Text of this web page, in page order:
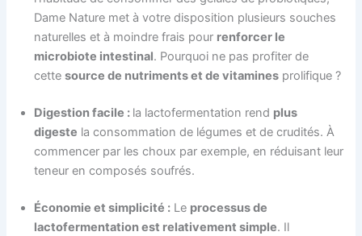
Dame Nature met à votre disposition plusieurs souches
naturelles et à moindre frais pour renforcer le
microbiote intestinal. Pourquoi ne pas profiter de
cettesource de nutriments et de vitamines prolifique ?
Digestion facile : la lactofermentation rend plus
digeste la consommation de légumes et de crudités. À
commencer par les choux par exemple, en réduisant leur
teneur en composés soufrés.
Économie et simplicité : Le processus de
lactofermentation est relativement simple. Il